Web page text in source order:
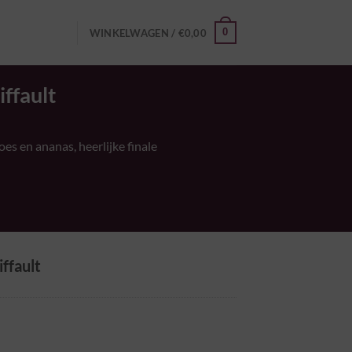
WINKELWAGEN / €0,00 0
en ananas, heerlijkefinale